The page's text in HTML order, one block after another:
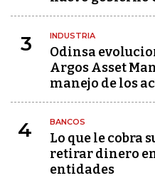
3 INDUSTRIA
Odinsa
Argos Asset
manejo de los
4 BANCOS
Lo que le cobra
retirar dinero
entidades